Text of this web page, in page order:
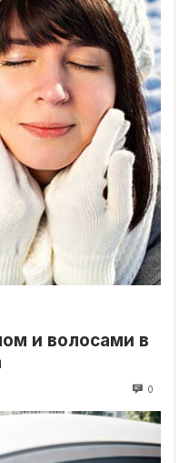
и волосами в
0